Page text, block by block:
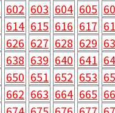
602 603 604 605
614 615 616 617
626 627 628 629
638 639 640 641
650 651 652 653
662 663 664 665